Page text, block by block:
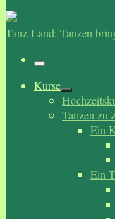
Tanz-Länd: Tanzen
Menü
Kurse
Tanzen zu
Ein
Ein